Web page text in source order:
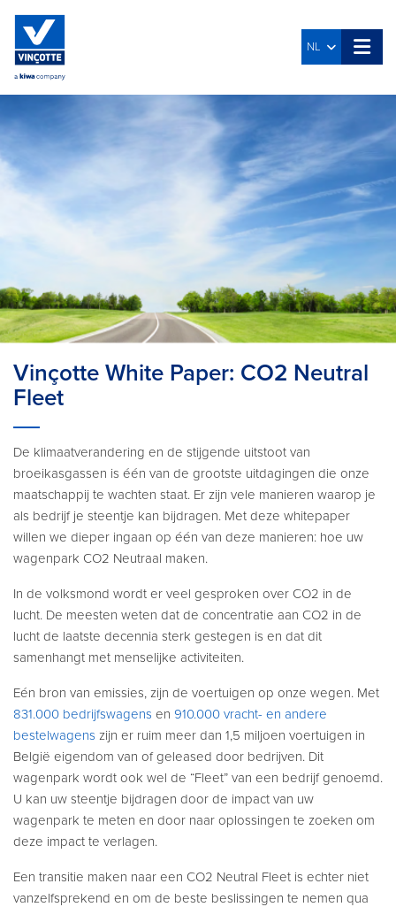
NL
Vinçotte White Paper: CO2 Neutral
Fleet
De klimaatverandering en de stijgende uitstoot van
broeikasgassen is één van de grootste uitdagingen die onze
maatschappij te wachten staat. Er zijn vele manieren waarop je
als bedrijf je steentje kan bijdragen. Met deze whitepaper
willen we dieper ingaan op één van deze manieren: hoe uw
wagenpark CO2 Neutraal maken.
In de volksmond wordt er veel gesproken over CO2 in de
lucht. De meesten weten dat de concentratie aan CO2 in de
lucht de laatste decennia sterk gestegen is en dat dit
samenhangt met menselijke activiteiten.
Eén bron van emissies, zijn de voertuigen op onze wegen. Met
831.000 bedrijfswagens en 910.000 vracht- en andere
bestelwagens zijn er ruim meer dan 1,5 miljoen voertuigen in
België eigendom van of geleased door bedrijven. Dit
wagenpark wordt ook wel de “Fleet” van een bedrijf genoemd.
U kan uw steentje bijdragen door de impact van uw
wagenpark te meten en door naar oplossingen te zoeken om
deze impact te verlagen.
Een transitie maken naar een CO2 Neutral Fleet is echter niet
vanzelfsprekend en om de beste beslissingen te nemen qua